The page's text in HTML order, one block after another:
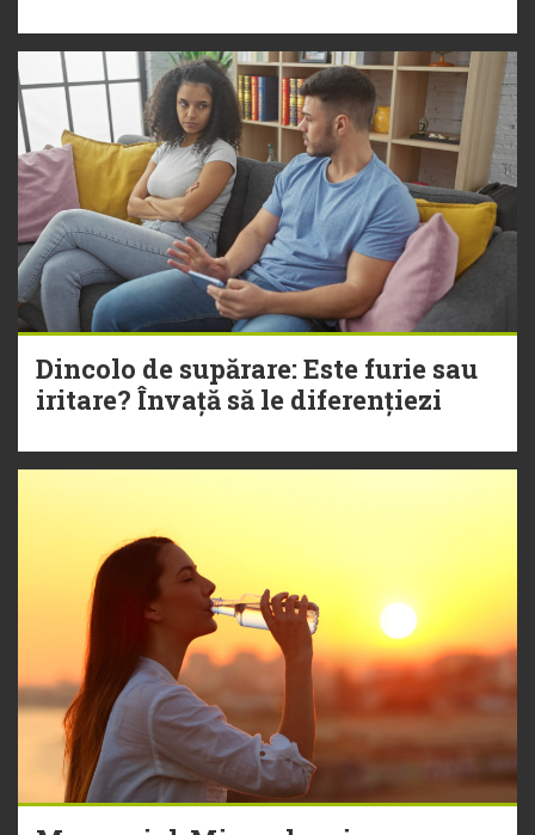
Dincolo de supărare: Este furie sau
iritare? Învață să le diferențiezi